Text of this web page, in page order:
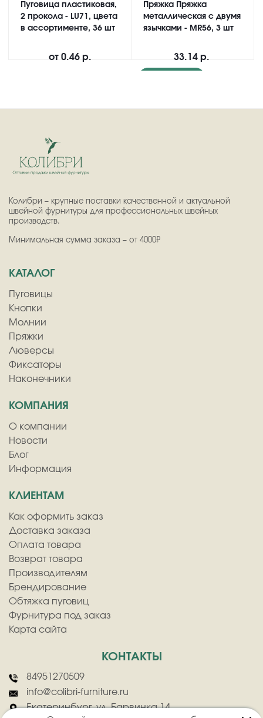
Пуговица пластиковая,
2 прокола - LU71, цвета
в ассортименте, 36 шт
от 0.46 р.
Пряжка Пряжка
металлическая с двумя
язычками - MR56, 3 шт
33.14 р.
Колибри – крупные поставки качественной и актуальной
швейной фурнитуры для профессиональных швейных
производств.
Минимальная сумма заказа – от 4000₽
КАТАЛОГ
Пуговицы
Кнопки
Молнии
Пряжки
Люверсы
Фиксаторы
Наконечники
КОМПАНИЯ
О компании
Новости
Блог
Информация
КЛИЕНТАМ
Как оформить заказ
Доставка заказа
Оплата товара
Возврат товара
Производителям
Брендирование
Обтяжка пуговиц
Фурнитура под заказ
Карта сайта
КОНТАКТЫ
84951270509
info@colibri-furniture.ru
Екатеринбург, ул. Барвинка 14